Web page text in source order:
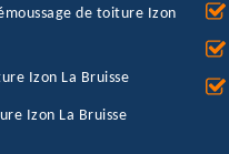
de toiture Izon
Izon La Bruisse
Izon La Bruisse